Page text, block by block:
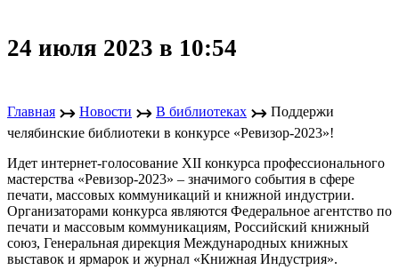
24 июля 2023 в 10:54
Главная ↣ Новости ↣ В библиотеках ↣ Поддержи
челябинские библиотеки в конкурсе «Ревизор-2023»!
Идет интернет-голосование XII конкурса профессионального
мастерства «Ревизор-2023» – значимого события в сфере
печати, массовых коммуникаций и книжной индустрии.
Организаторами конкурса являются Федеральное агентство по
печати и массовым коммуникациям, Российский книжный
союз, Генеральная дирекция Международных книжных
выставок и ярмарок и журнал «Книжная Индустрия».